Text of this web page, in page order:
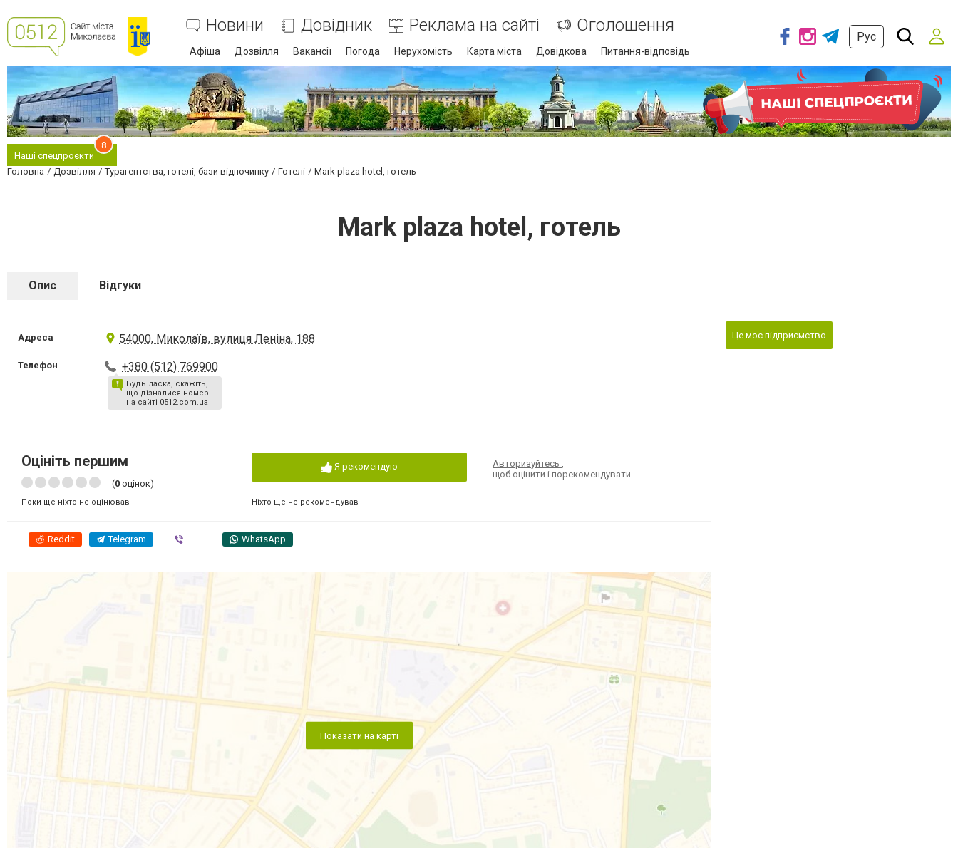
Новини Довідник Реклама на сайті Оголошення
Афіша Дозвілля Вакансії Погода Нерухомість Карта міста Довідкова Питання-відповідь
Рус
Наші спецпроєкти
8
Головна Дозвілля Турагентства, готелі, бази відпочинку Готелі Mark plaza hotel, готель
Mark plaza hotel, готель
Опис Відгуки
Адреса 54000, Миколаїв, вулиця Леніна, 188
Телефон +380 (512) 769900
Будь ласка, скажіть,
що дізналися номер
на сайті 0512.com.ua
Оцініть першим
(0 оцінок)
Поки ще ніхто не оцінював
Я рекомендую
Ніхто ще не рекомендував
Авторизуйтесь,
щоб оцінити і порекомендувати
Reddit Telegram WhatsApp
Показати на карті
Це моє підприємство